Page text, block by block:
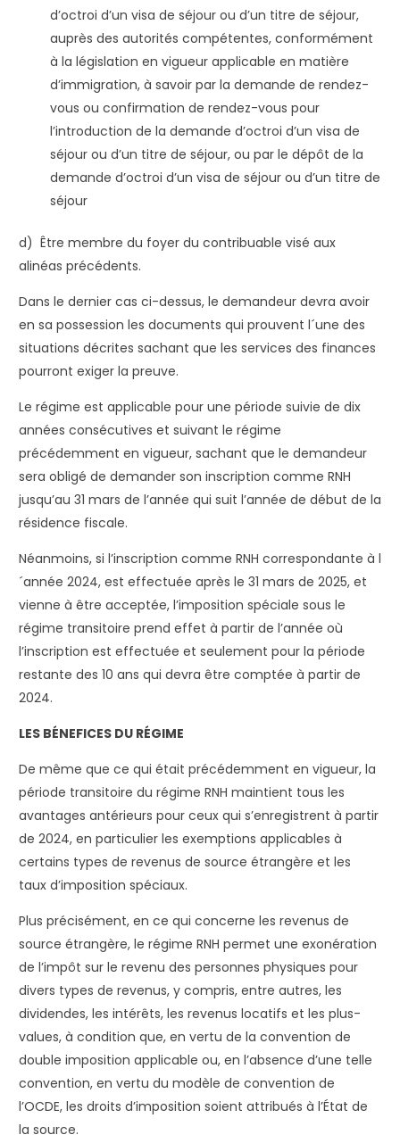
d’octroi d’un visa de séjour ou d’un titre de séjour,
auprès des autorités compétentes, conformément
à la législation en vigueur applicable en matière
d’immigration, à savoir par la demande de rendez-
vous ou confirmation de rendez-vous pour
l’introduction de la demande d’octroi d’un visa de
séjour ou d’un titre de séjour, ou par le dépôt de la
demande d’octroi d’un visa de séjour ou d’un titre de
séjour
d) Être membre du foyer du contribuable visé aux
alinéas précédents.
Dans le dernier cas ci-dessus, le demandeur devra avoir
en sa possession les documents qui prouvent l´une des
situations décrites sachant que les services des finances
pourront exiger la preuve.
Le régime est applicable pour une période suivie de dix
années consécutives et suivant le régime
précédemment en vigueur, sachant que le demandeur
sera obligé de demander son inscription comme RNH
jusqu’au 31 mars de l’année qui suit l’année de début de la
résidence fiscale.
Néanmoins, si l’inscription comme RNH correspondante à l
´année 2024, est effectuée après le 31 mars de 2025, et
vienne à être acceptée, l’imposition spéciale sous le
régime transitoire prend effet à partir de l’année où
l’inscription est effectuée et seulement pour la période
restante des 10 ans qui devra être comptée à partir de
2024.
LES BÉNEFICES DU RÉGIME
De même que ce qui était précédemment en vigueur, la
période transitoire du régime RNH maintient tous les
avantages antérieurs pour ceux qui s’enregistrent à partir
de 2024, en particulier les exemptions applicables à
certains types de revenus de source étrangère et les
taux d’imposition spéciaux.
Plus précisément, en ce qui concerne les revenus de
source étrangère, le régime RNH permet une exonération
de l’impôt sur le revenu des personnes physiques pour
divers types de revenus, y compris, entre autres, les
dividendes, les intérêts, les revenus locatifs et les plus-
values, à condition que, en vertu de la convention de
double imposition applicable ou, en l’absence d’une telle
convention, en vertu du modèle de convention de
l’OCDE, les droits d’imposition soient attribués à l’État de
la source.